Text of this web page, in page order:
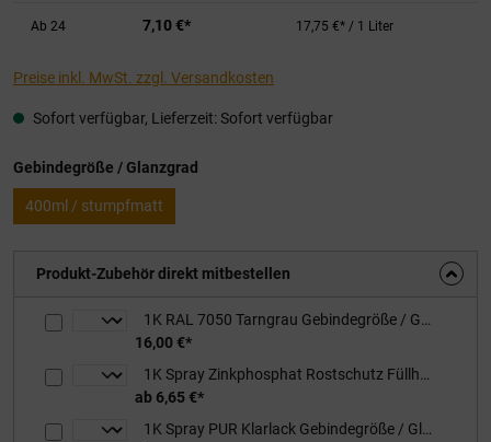
Ab 24 7,10 €* 17,75 €* / 1 Liter
Preise inkl. MwSt. zzgl. Versandkosten
Sofort verfügbar, Lieferzeit: Sofort verfügbar
Gebindegröße / Glanzgrad
400ml / stumpfmatt
Produkt-Zubehör direkt mitbestellen
1K RAL 7050 Tarngrau Gebindegröße / Glanzgrad: 0,75L / stumpfmatt
16,00 €*
1K Spray Zinkphosphat Rostschutz Füllhaftgrundierung Gebindegröße / Farbton: 400ml / rotbraun
ab 6,65 €*
1K Spray PUR Klarlack Gebindegröße / Glanzgrad: 400ml / stumpfmatt